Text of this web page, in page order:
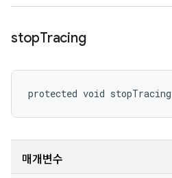
stopTracing
protected void
매개변수